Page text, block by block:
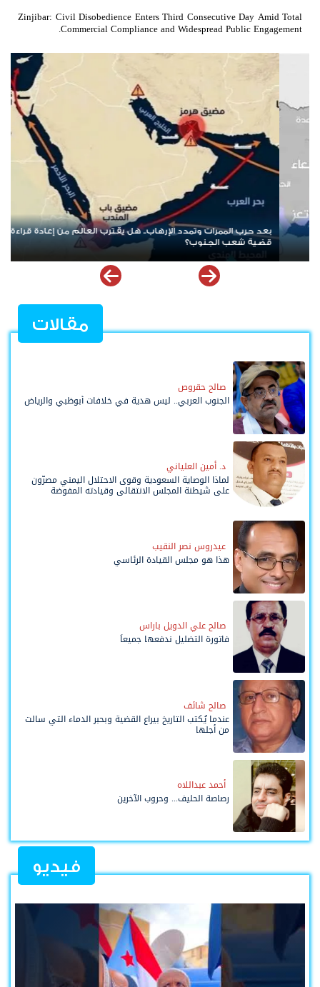
Zinjibar: Civil Disobedience Enters Third Consecutive Day Amid Total
Commercial Compliance and Widespread Public Engagement.
عندما تُباع القضايا الوطنية بالمناصب... كيف يقود الارتهان للخارج إلى
السقوط
مقالات
صالح حقروص
الجنوب العربي.. ليس هدية في خلافات أبوظبي والرياض
د. أمين العلياني
لماذا الوصاية السعودية وقوى الاحتلال اليمني مصرّون
على شيطنة المجلس الانتقالي وقيادته المفوضة
عيدروس نصر النقيب
هذا هو مجلس القيادة الرئاسي
صالح علي الدويل باراس
فاتورة التضليل ندفعها جميعاً
صالح شائف
عندما يُكتب التاريخ بيراع القضية وبحبر الدماء التي سالت
من أجلها
أحمد عبداللاه
رصاصة الحليف... وحروب الآخرين
فيديو